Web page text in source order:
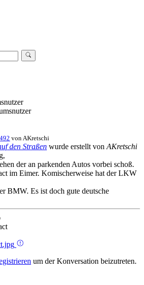
von AKretschi
den Straßen wurde erstellt von AKretschi
der an parkenden Autos vorbei schoß.
im Eimer. Komischerweise hat der LKW
BMW. Es ist doch gute deutsche
um der Konversation beizutreten.